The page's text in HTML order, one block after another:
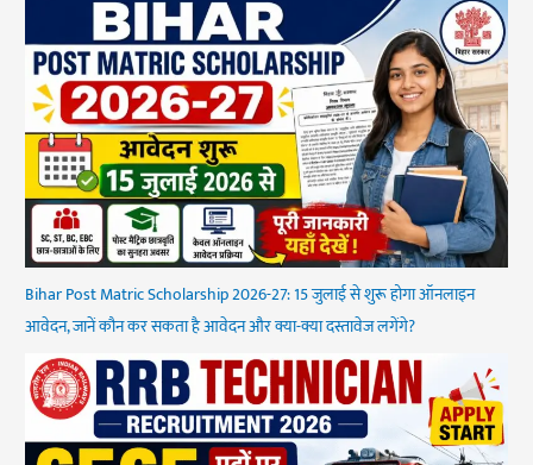
Bihar Post Matric Scholarship 2026-27: 15 जुलाई से शुरू होगा ऑनलाइन
आवेदन, जानें कौन कर सकता है आवेदन और क्या-क्या दस्तावेज लगेंगे?